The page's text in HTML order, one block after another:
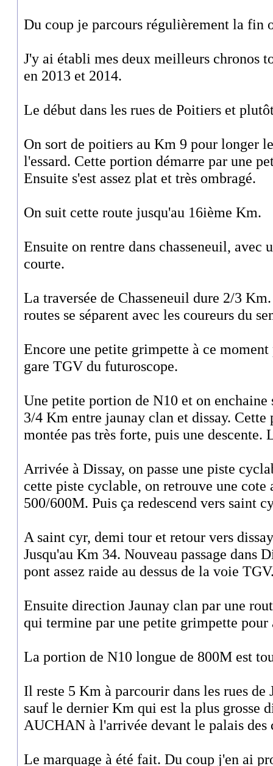
Du coup je parcours régulièrement la fin
J'y ai établi mes deux meilleurs chronos
en 2013 et 2014.
Le début dans les rues de Poitiers et
On sort de poitiers au Km 9 pour longer
l'essard. Cette portion démarre par une
Ensuite s'est assez plat et très ombragé.
On suit cette route jusqu'au 16ième Km.
Ensuite on rentre dans chasseneuil, avec
courte.
La traversée de Chasseneuil dure 2/3
routes se séparent avec les coureurs du
Encore une petite grimpette à ce moment
gare TGV du futuroscope.
Une petite portion de N10 et on
3/4 Km entre jaunay clan et dissay.
montée pas très forte, puis une descente.
Arrivée à Dissay, on passe une piste
cette piste cyclable, on retrouve une cote
500/600M. Puis ça redescend vers saint
A saint cyr, demi tour et retour vers
Jusqu'au Km 34. Nouveau passage dans
pont assez raide au dessus de la voie
Ensuite direction Jaunay clan par une
qui termine par une petite grimpette
La portion de N10 longue de 800M est
Il reste 5 Km à parcourir dans les rues de
sauf le dernier Km qui est la plus grosse
AUCHAN à l'arrivée devant le palais des
Le marquage à été fait. Du coup j'en ai